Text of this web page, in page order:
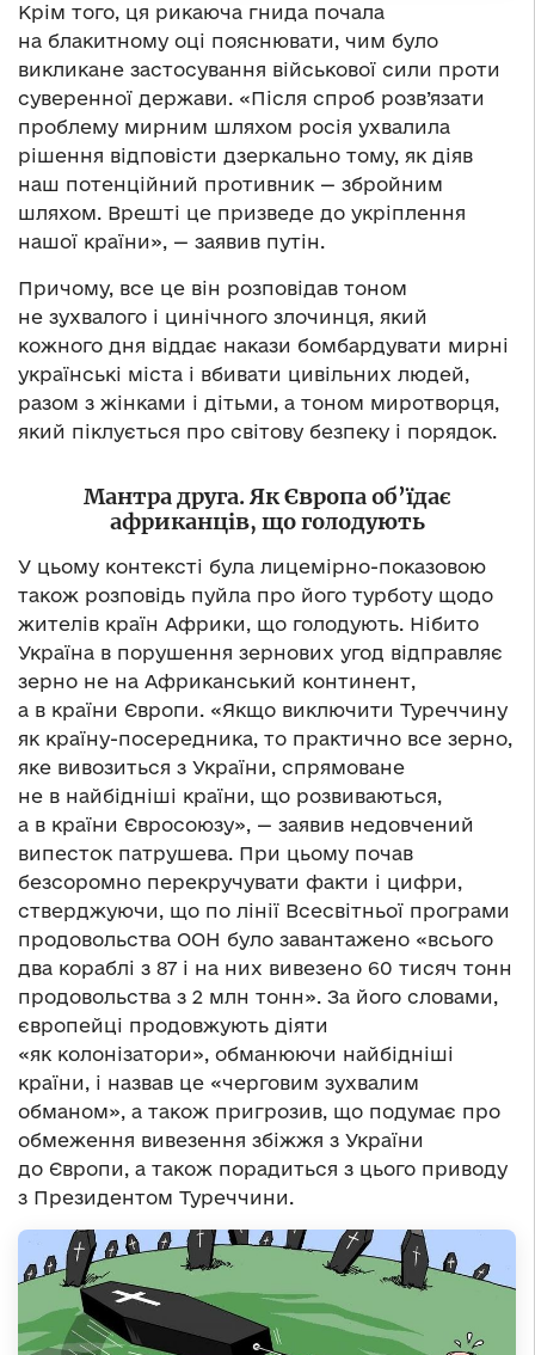
Крім того, ця рикаюча гнида почала
на блакитному оці пояснювати, чим було
викликане застосування військової сили проти
суверенної держави. «Після спроб розв’язати
проблему мирним шляхом росія ухвалила
рішення відповісти дзеркально тому, як діяв
наш потенційний противник — збройним
шляхом. Врешті це призведе до укріплення
нашої країни», — заявив путін.
Причому, все це він розповідав тоном
не зухвалого і цинічного злочинця, який
кожного дня віддає накази бомбардувати мирні
українські міста і вбивати цивільних людей,
разом з жінками і дітьми, а тоном миротворця,
який піклується про світову безпеку і порядок.
Мантра друга. Як Європа об’їдає
африканців, що голодують
У цьому контексті була лицемірно-показовою
також розповідь пуйла про його турботу щодо
жителів країн Африки, що голодують. Нібито
Україна в порушення зернових угод відправляє
зерно не на Африканський континент,
а в країни Європи. «Якщо виключити Туреччину
як країну-посередника, то практично все зерно,
яке вивозиться з України, спрямоване
не в найбідніші країни, що розвиваються,
а в країни Євросоюзу», — заявив недовчений
випесток патрушева. При цьому почав
безсоромно перекручувати факти і цифри,
стверджуючи, що по лінії Всесвітньої програми
продовольства ООН було завантажено «всього
два кораблі з 87 і на них вивезено 60 тисяч тонн
продовольства з 2 млн тонн». За його словами,
європейці продовжують діяти
«як колонізатори», обманюючи найбідніші
країни, і назвав це «черговим зухвалим
обманом», а також пригрозив, що подумає про
обмеження вивезення збіжжя з України
до Європи, а також порадиться з цього приводу
з Президентом Туреччини.